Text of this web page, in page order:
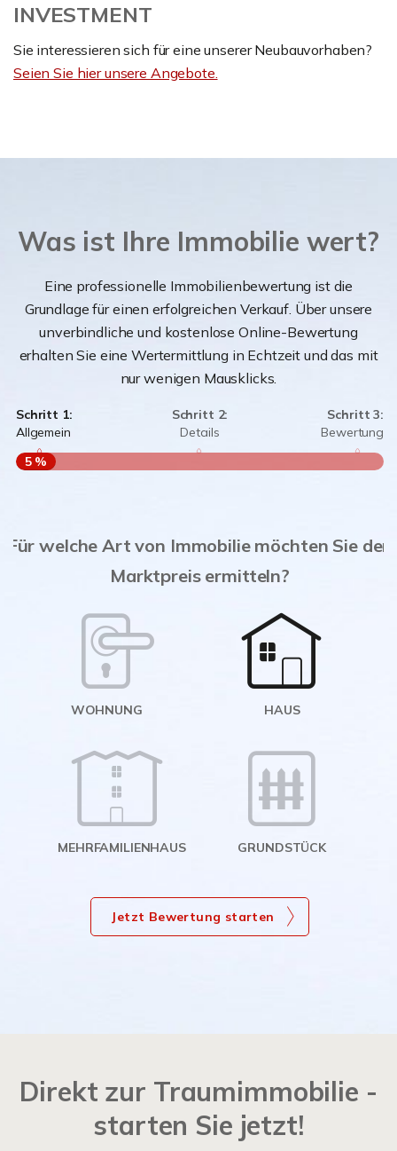
INVESTMENT
Sie interessieren sich für eine unserer Neubauvorhaben?
Seien Sie hier unsere Angebote.
Was ist Ihre Immobilie wert?
Eine professionelle Immobilienbewertung ist die
Grundlage für einen erfolgreichen Verkauf. Über unsere
unverbindliche und kostenlose Online-Bewertung
erhalten Sie eine Wertermittlung in Echtzeit und das mit
nur wenigen Mausklicks.
Schritt 1:
Allgemein
Schritt 2:
Details
Schritt 3:
Bewertung
5 %
Für welche Art von Immobilie möchten Sie den
Marktpreis ermitteln?
WOHNUNG HAUS
MEHRFAMILIENHAUS GRUNDSTÜCK
Jetzt Bewertung starten
Direkt zur Traumimmobilie -
starten Sie jetzt!